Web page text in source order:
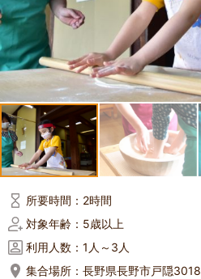
所要時間： 2時間
対象年齢： 5歳以上
利用人数： 1人～3人
集合場所： 長野県長野市戸隠3018